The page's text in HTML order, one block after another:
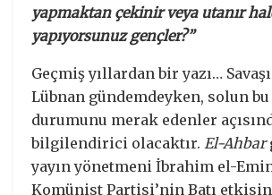
yapmaktan çekinir veya utanır
yapıyorsunuz gençler?”
Geçmiş yıllardan bir yazı…
Lübnan gündemdeyken, solun
durumunu merak edenler
bilgilendirici olacaktır. El-Ahbar
yayın yönetmeni İbrahim el-
Komünist Partisi’nin Batı